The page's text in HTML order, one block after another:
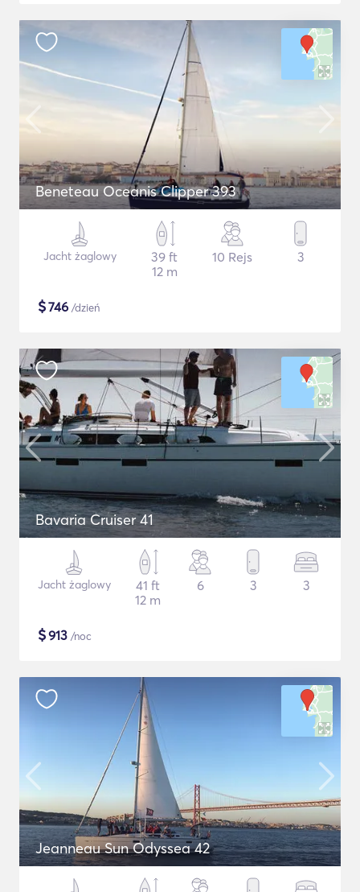
Beneteau Oceanis Clipper 393
Jacht żaglowy
39 ft
12 m
10 Rejs 3
$746 /dzień
Bavaria Cruiser 41
Jacht żaglowy
41 ft
12 m
6 3 3
$913 /noc
Jeanneau Sun Odyssea 42